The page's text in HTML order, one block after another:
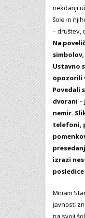
nekdanji
šole in
– društev,
Na
Ustavno
opozorili
Povedali
dvorani
nemir.
telefoni,
izrazi
Miriam
javnosti
na svoji